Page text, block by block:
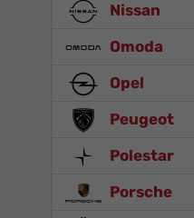
Nissan
Omoda
Opel
Peugeot
Polestar
Porsche